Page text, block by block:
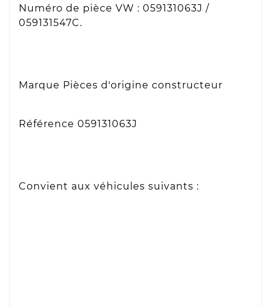
Numéro de pièce VW : 059131063J /
059131547C.
Marque Pièces d'origine constructeur
Référence 059131063J
Convient aux véhicules suivants :